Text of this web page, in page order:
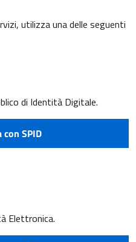
utilizza una delle seguenti
di Identità Digitale.
con SPID
Elettronica.